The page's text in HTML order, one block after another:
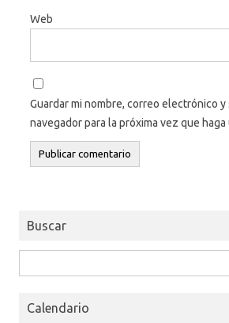
Web
Guardar mi nombre, correo electrónico
navegador para la próxima vez que
Buscar
Calendario